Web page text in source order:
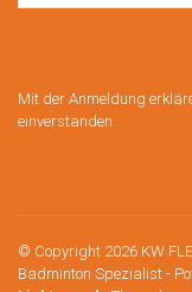
Mit der Anmeldung
einverstanden.
© Copyright 2026 KW
Badminton Spezialist -